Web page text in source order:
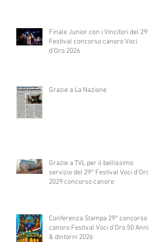
Finale Junior con i Vincitori del 29°
Festival concorso canoro Voci
d'Oro 2026
Grazie a La Nazione
Grazie a TVL per il bellissimo
servizio del 29° Festival Voci d'Oro
2029 concorso canoro
Conferenza Stampa 29° concorso
canoro Festival Voci d'Oro 50 Anni
& dintorni 2026